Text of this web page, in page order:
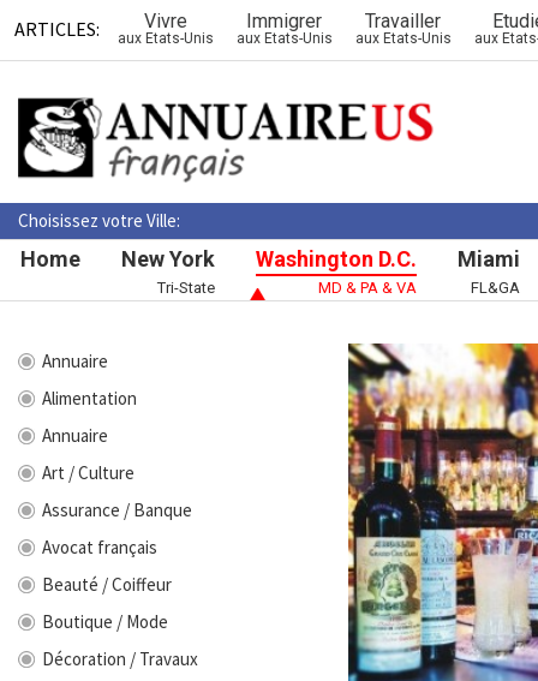
ARTICLES: Vivre
aux Etats-Unis
Immigrer
aux Etats-Unis
Travailler
aux Etats-Unis aux
Choisissez votre Ville:
Home New York
Tri-State
Washington D.C.
MD & PA & VA
Miami
FL&GA
Annuaire
Alimentation
Annuaire
Art / Culture
Assurance / Banque
Avocat français
Beauté / Coiffeur
Boutique / Mode
Décoration / Travaux